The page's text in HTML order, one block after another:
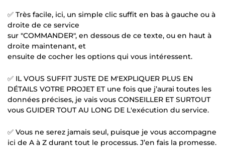
✅ Très facile, ici, un simple clic suffit en bas à gauche ou à
droite de ce service
sur "COMMANDER", en dessous de ce texte, ou en haut à
droite maintenant, et
ensuite de cocher les options qui vous intéressent.
✅ IL VOUS SUFFIT JUSTE DE M'EXPLIQUER PLUS EN
DÉTAILS VOTRE PROJET ET une fois que j’aurai toutes les
données précises, je vais vous CONSEILLER ET SURTOUT
vous GUIDER TOUT AU LONG DE L'exécution du service.
✅ Vous ne serez jamais seul, puisque je vous accompagne
ici de A à Z durant tout le processus. J’en fais la promesse.